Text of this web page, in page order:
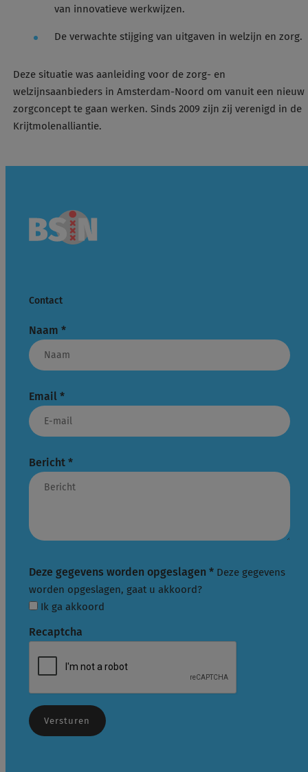
van innovatieve werkwijzen.
De verwachte stijging van uitgaven in welzijn en zorg.
Deze situatie was aanleiding voor de zorg- en
welzijnsaanbieders in Amsterdam-Noord om vanuit een nieuw
zorgconcept te gaan werken. Sinds 2009 zijn zij verenigd in de
Krijtmolenalliantie.
Contact
Naam *
Email *
Bericht *
Deze gegevens worden opgeslagen * Deze gegevens
worden opgeslagen, gaat u akkoord?
Ik ga akkoord
Recaptcha